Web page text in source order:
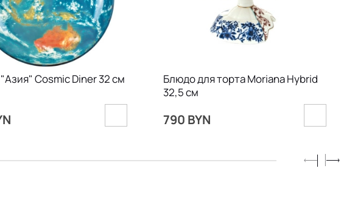
Cosmic Diner 32 см
Блюдо для торта Moriana Hybrid
32,5 см
790 BYN